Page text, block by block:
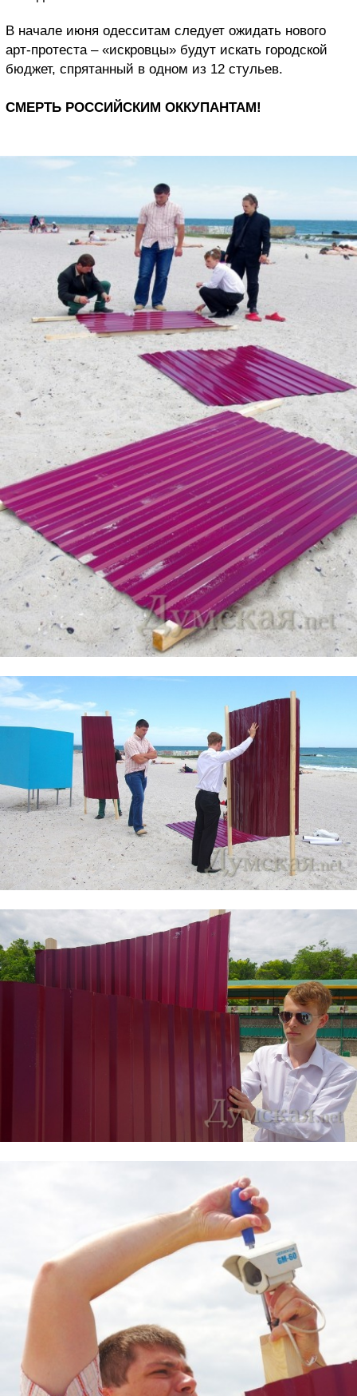
В начале июня одесситам следует ожидать нового
арт-протеста – «искровцы» будут искать городской
бюджет, спрятанный в одном из 12 стульев.
СМЕРТЬ РОССИЙСКИМ ОККУПАНТАМ!